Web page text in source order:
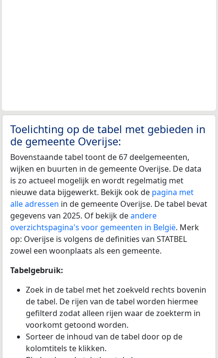
Toelichting op de tabel met gebieden in
de gemeente Overijse:
Bovenstaande tabel toont de 67 deelgemeenten,
wijken en buurten in de gemeente Overijse. De data
is zo actueel mogelijk en wordt regelmatig met
nieuwe data bijgewerkt. Bekijk ook de pagina met
alle adressen in de gemeente Overijse. De tabel bevat
gegevens van 2025. Of bekijk deandere
overzichtspagina's voor gemeenten in België. Merk
op: Overijse is volgens de definities van STATBEL
zowel een woonplaats als een gemeente.
Tabelgebruik:
Zoek in de tabel met het zoekveld rechts bovenin
de tabel. De rijen van de tabel worden hiermee
gefilterd zodat alleen rijen waar de zoekterm in
voorkomt getoond worden.
Sorteer de inhoud van de tabel door op de
kolomtitels te klikken.